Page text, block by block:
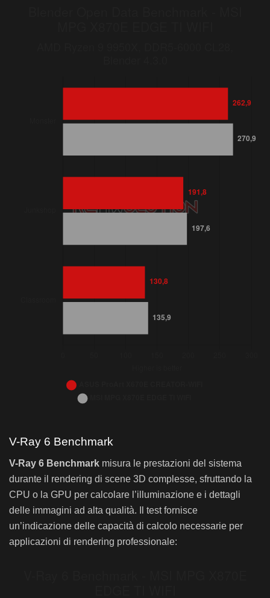
ASUS ProArt X670E CREATOR-WIFI
Monster 262,9
191,8
Classroom 130,8
V-Ray 6 Benchmark
V-Ray 6 Benchmark misura le prestazioni del sistema
durante il rendering di scene 3D complesse, sfruttando la
CPU o la GPU per calcolare l’illuminazione e i dettagli
delle immagini ad alta qualità. Il test fornisce
un’indicazione delle capacità di calcolo necessarie per
applicazioni di rendering professionale: